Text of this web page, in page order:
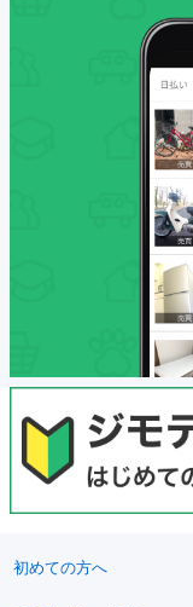
初めての方へ